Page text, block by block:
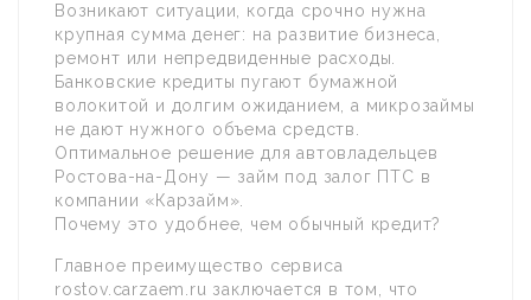
Возникают ситуации, когда срочно нужна
крупная сумма денег: на развитие бизнеса,
ремонт или непредвиденные расходы.
Банковские кредиты пугают бумажной
волокитой и долгим ожиданием, а микрозаймы
не дают нужного объема средств.
Оптимальное решение для автовладельцев
Ростова-на-Дону — займ под залог ПТС в
компании «Карзайм».
Почему это удобнее, чем обычный кредит?
Главное преимущество сервиса
rostov.carzaem.ru заключается в том, что